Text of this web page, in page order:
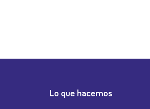
Lo que hacemos